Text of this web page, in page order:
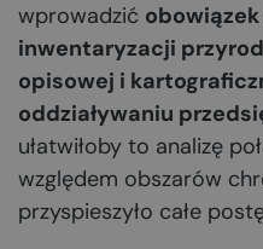
wprowadzić
inwentaryzacji
opisowej i
oddziaływaniu
ułatwiłoby to analizę
względem obszarów
przyspieszyło całe